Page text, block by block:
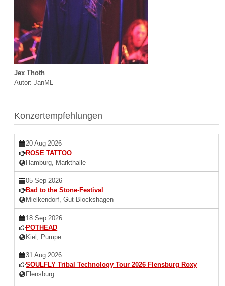
Jex Thoth
Autor: JanML
Konzertempfehlungen
20 Aug 2026
ROSE TATTOO
Hamburg, Markthalle
05 Sep 2026
Bad to the Stone-Festival
Mielkendorf, Gut Blockshagen
18 Sep 2026
POTHEAD
Kiel, Pumpe
31 Aug 2026
SOULFLY Tribal Technology Tour 2026 Flensburg Roxy
Flensburg